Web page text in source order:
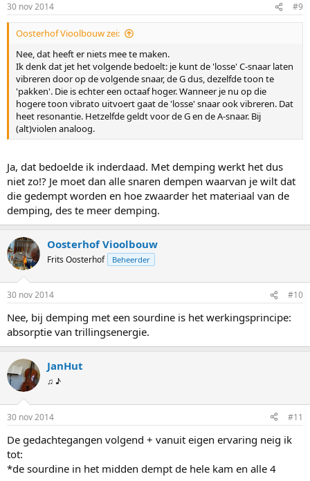
30 nov 2014 #9
Oosterhof Vioolbouw zei:
Nee, dat heeft er niets mee te maken.
Ik denk dat jet het volgende bedoelt: je kunt de 'losse' C-snaar laten
vibreren door op de volgende snaar, de G dus, dezelfde toon te
'pakken'. Die is echter een octaaf hoger. Wanneer je nu op die
hogere toon vibrato uitvoert gaat de 'losse' snaar ook vibreren. Dat
heet resonantie. Hetzelfde geldt voor de G en de A-snaar. Bij
(alt)violen analoog.
Ja, dat bedoelde ik inderdaad. Met demping werkt het dus
niet zo!? Je moet dan alle snaren dempen waarvan je wilt dat
die gedempt worden en hoe zwaarder het materiaal van de
demping, des te meer demping.
Oosterhof Vioolbouw
Frits Oosterhof Beheerder
30 nov 2014 #10
Nee, bij demping met een sourdine is het werkingsprincipe:
absorptie van trillingsenergie.
JanHut
♫ ♪
30 nov 2014 #11
De gedachtegangen volgend + vanuit eigen ervaring neig ik
tot:
*de sourdine in het midden dempt de hele kam en alle 4